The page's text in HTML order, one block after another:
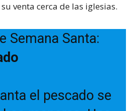
venta cerca de las iglesias.
Semana Santa:
el pescado se